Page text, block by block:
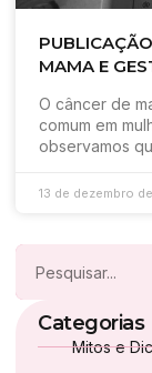
MAMA E
O câncer de
comum em
observamos
13 de dezembro
Categorias
Mitos e